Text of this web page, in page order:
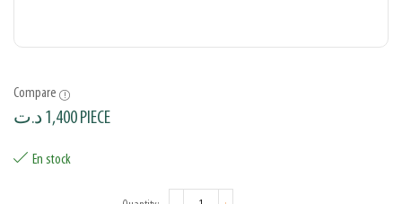
Compare
1,400د.ت PIECE
En stock